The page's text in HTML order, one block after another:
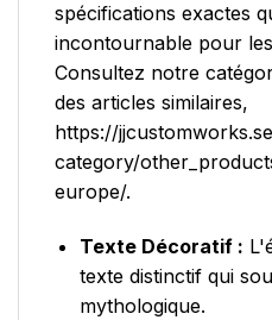
spécifications exactes
incontournable pour
Consultez notre
des articles similaires,
https://
category/
europe/.
Texte Décoratif :
texte distinctif qui
mythologique.